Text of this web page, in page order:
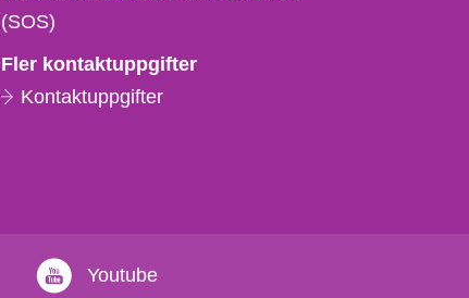
e-
(SOS)
Fler kontaktuppgifter
Kontaktuppgifter
Youtube